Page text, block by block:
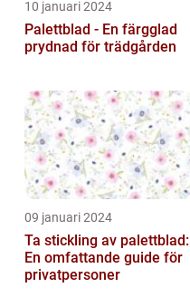
10 januari 2024
Palettblad - En färgglad
prydnad för trädgården
09 januari 2024
Ta stickling av palettblad:
En omfattande guide för
privatpersoner